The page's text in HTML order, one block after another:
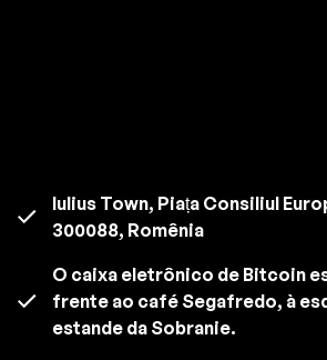
Iulius Town, Piața Consiliul
300088, Romênia
O caixa eletrônico de Bitcoin
frente ao café Segafredo, à
estande da Sobranie.